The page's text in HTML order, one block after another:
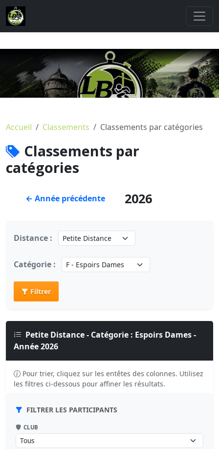
Accueil Classements Classements par catégories
Classements par
catégories
← Année précédente 2026
Distance :
Catégorie :
Filtrer
Petite Distance - Catégorie : Espoirs Dames -
Année 2026
Pour trier, cliquez sur les entêtes des colonnes. Utilisez
les filtres ci-dessous pour affiner les résultats.
FILTRER LES PARTICIPANTS
CLUB